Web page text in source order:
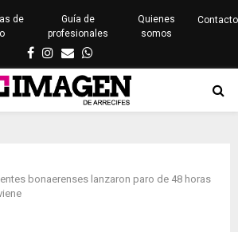
de
Guía de
profesionales
Quienes
somos
Contacto
Facebook
Instagram
EmailWhatsapp
bonaerenses lanzaron paro de 48 horas